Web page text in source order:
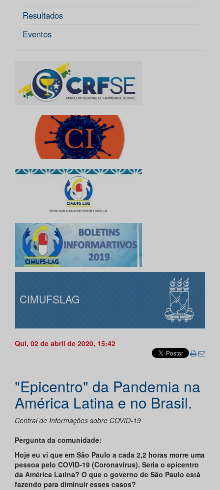
Resultados
Eventos
CIMUFSLAG
Qui, 02 de abril de 2020, 15:42
"Epicentro" da Pandemia na
América Latina e no Brasil.
Central de Informações sobre COVID-19
Pergunta da comunidade:
Hoje eu vi que em São Paulo a cada 2,2 horas morre uma
pessoa pelo COVID-19 (Coronavírus). Seria o epicentro
da América Latina? O que o governo de São Paulo está
fazendo para diminuir esses casos?